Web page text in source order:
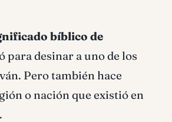
bíblico de
para desinar a uno de los
Pero también hace
o nación que existió en